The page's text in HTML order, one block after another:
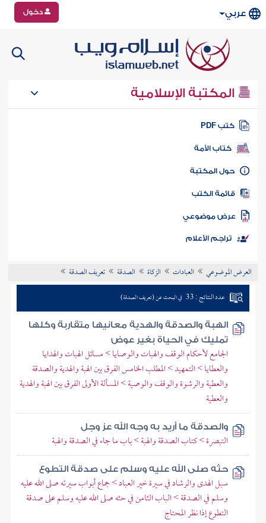
عربي دخول
المكتبة الإسلامية
كتب PDF
كتاب الأمة
المكتبة
الكتب
موضوعي
تراجم الأعلام
العرض الموضوعي العبادات الزكاة الصدقة تعريف الصدقة
عدد النتائج : 33 في البحث عن (تعريف الصدقة)
الهبة والصدقة والهدية معانيها متقاربة وكلها
تمليك في الحياة بغير عوض
الجامع لأحكام الوقف والهبات والوصايا > مسائل الهبات والهدايا
والعطايا > التمهيد > المطلب الخامس الفرق بين الهبة والهدية والصدقة
والعطية والرشوة والوقف والوصية > المسألة الأولى الفرق بين الهبة والهدية
والعطية
والصدقة ما أريد به وجه الله عز وجل
التبصرة > كتاب الصدقة والهبة > باب ما جاء في الصدقة والهبة
حثه صلى الله عليه وسلم على صدقة التطوع
سبل الهدى والرشاد في سيرة خير العباد > جماع أبواب سيرته صلى الله عليه
وسلم في الصدقة > الباب الثامن في حثه صلى الله عليه وسلم على صدقة
التطوع إذا نظر المحتاج